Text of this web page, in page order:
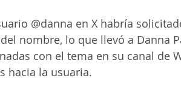
@danna en X habría
nombre, lo que llevó a Danna
con el tema en su canal de
hacia la usuaria.